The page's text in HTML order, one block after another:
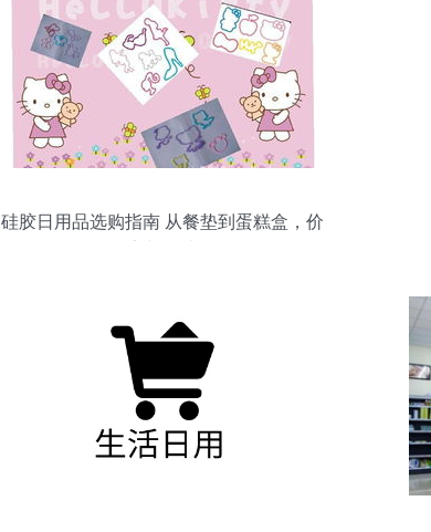
硅胶日用品选购指南 从餐垫到蛋糕盒，价